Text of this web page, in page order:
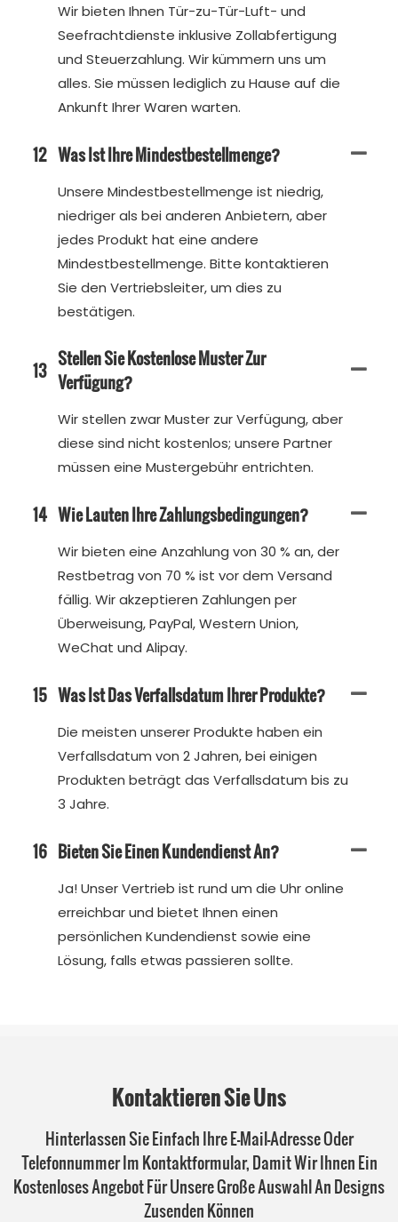
Wir bieten Ihnen Tür-zu-Tür-Luft- und
Seefrachtdienste inklusive Zollabfertigung
und Steuerzahlung. Wir kümmern uns um
alles. Sie müssen lediglich zu Hause auf die
Ankunft Ihrer Waren warten.
12 Was Ist Ihre Mindestbestellmenge?
Unsere Mindestbestellmenge ist niedrig,
niedriger als bei anderen Anbietern, aber
jedes Produkt hat eine andere
Mindestbestellmenge. Bitte kontaktieren
Sie den Vertriebsleiter, um dies zu
bestätigen.
13 Stellen Sie Kostenlose Muster Zur
Verfügung?
Wir stellen zwar Muster zur Verfügung, aber
diese sind nicht kostenlos; unsere Partner
müssen eine Mustergebühr entrichten.
14 Wie Lauten Ihre Zahlungsbedingungen?
Wir bieten eine Anzahlung von 30 % an, der
Restbetrag von 70 % ist vor dem Versand
fällig. Wir akzeptieren Zahlungen per
Überweisung, PayPal, Western Union,
WeChat und Alipay.
15 Was Ist Das Verfallsdatum Ihrer Produkte?
Die meisten unserer Produkte haben ein
Verfallsdatum von 2 Jahren, bei einigen
Produkten beträgt das Verfallsdatum bis zu
3 Jahre.
16 Bieten Sie Einen Kundendienst An?
Ja! Unser Vertrieb ist rund um die Uhr online
erreichbar und bietet Ihnen einen
persönlichen Kundendienst sowie eine
Lösung, falls etwas passieren sollte.
Kontaktieren Sie Uns
Hinterlassen Sie Einfach Ihre E-Mail-Adresse Oder
Telefonnummer Im Kontaktformular, Damit Wir Ihnen Ein
Kostenloses Angebot Für Unsere Große Auswahl An Designs
Zusenden Können